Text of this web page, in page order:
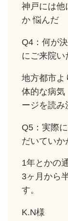
神戸には他
か 悩んだ
Q4：何が
にご来院い
地方都市よ
体的な病気
ージを読み
Q5：実際
だいていか
1年とかの
3ヶ月から
す。
K.N様